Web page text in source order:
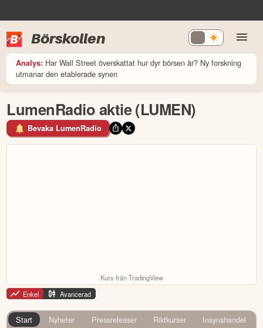
Börskollen
Analys: Har Wall Street överskattat hur dyr börsen är? Ny forskning
utmanar den etablerade synen
LumenRadio aktie (LUMEN)
Bevaka LumenRadio
Kurs från TradingView
Enkel
Avancerad
Start Nyheter Pressreleaser Riktkurser
Insynshandel